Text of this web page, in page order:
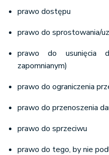
prawo dostępu
prawo do sprostowania/
prawo do usunięcia
zapomnianym)
prawo do ograniczenia
prawo do przenoszenia
prawo do sprzeciwu
prawo do tego, by nie